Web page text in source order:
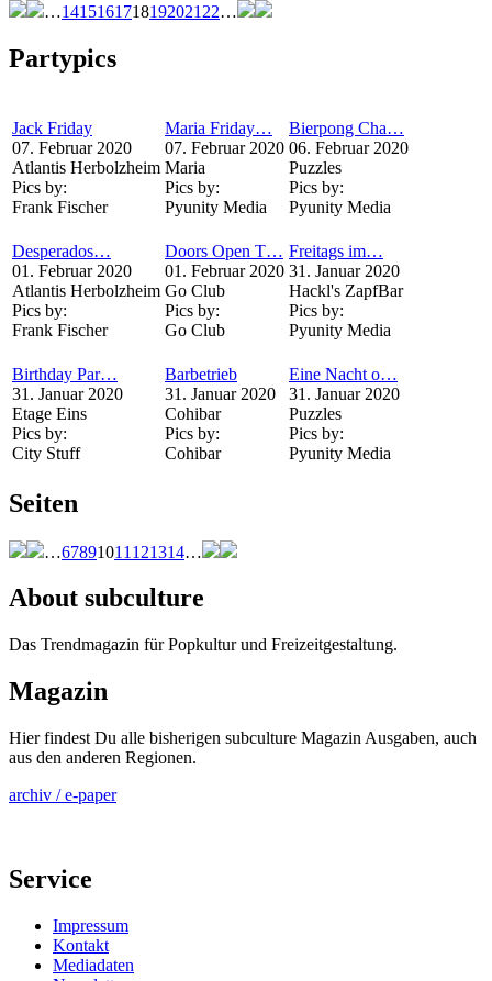
…1415161718192021 22…
Partypics
Jack Friday
07. Februar 2020
Atlantis Herbolzheim
Pics by:
Frank Fischer
Maria Friday…
07. Februar 2020
Maria
Pics by:
Pyunity Media
Bierpong Cha…
06. Februar 2020
Puzzles
Pics by:
Pyunity Media
Desperados…
01. Februar 2020
Atlantis Herbolzheim
Pics by:
Frank Fischer
Doors Open T…
01. Februar 2020
Go Club
Pics by:
Go Club
Freitags im…
31. Januar 2020
Hackl's ZapfBar
Pics by:
Pyunity Media
Birthday Par…
31. Januar 2020
Etage Eins
Pics by:
City Stuff
Barbetrieb
31. Januar 2020
Cohibar
Pics by:
Cohibar
Eine Nacht o…
31. Januar 2020
Puzzles
Pics by:
Pyunity Media
Seiten
…67891011 121314…
About subculture
Das Trendmagazin für Popkultur und Freizeitgestaltung.
Magazin
Hier findest Du alle bisherigen subculture Magazin Ausgaben, auch
aus den anderen Regionen.
archiv / e-paper
Service
Impressum
Kontakt
Mediadaten